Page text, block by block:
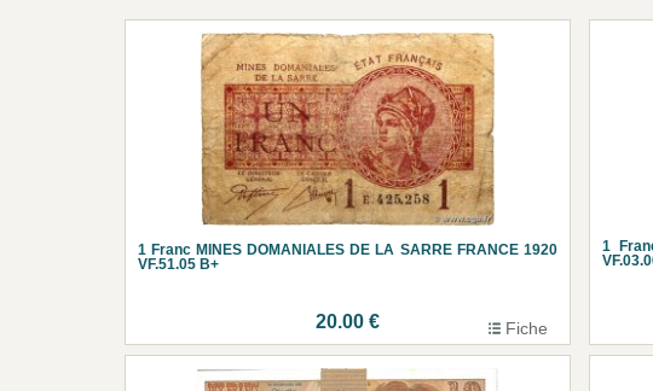
1 Franc MINES DOMANIALES DE LA SARRE FRANCE 1920
VF.51.05 B+
20.00 € Fiche
1